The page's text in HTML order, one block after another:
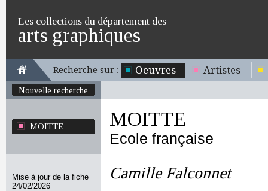
Les collections du département des
arts graphiques
Recherche sur : Oeuvres Artistes
Nouvelle recherche
MOITTE
Mise à jour de la fiche
24/02/2026
MOITTE
Ecole française
Camille Falconnet